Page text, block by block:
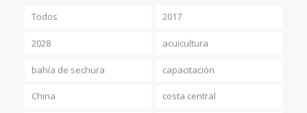
Todos 2017
2028 acuicultura
bahía de sechura capacitación
China costa central